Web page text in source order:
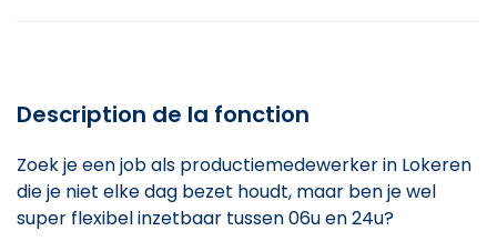
Description de la fonction
Zoek je een job als productiemedewerker in Lokeren
die je niet elke dag bezet houdt, maar ben je wel
super flexibel inzetbaar tussen 06u en 24u?